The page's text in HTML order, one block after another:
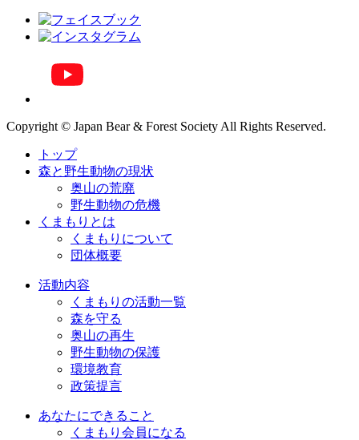
Copyright © Japan Bear & Forest Society All Rights Reserved.
トップ
森と野生動物の現状
奥山の荒廃
野生動物の危機
くまもりとは
くまもりについて
団体概要
活動内容
くまもりの活動一覧
森を守る
奥山の再生
野生動物の保護
環境教育
政策提言
あなたにできること
くまもり会員になる